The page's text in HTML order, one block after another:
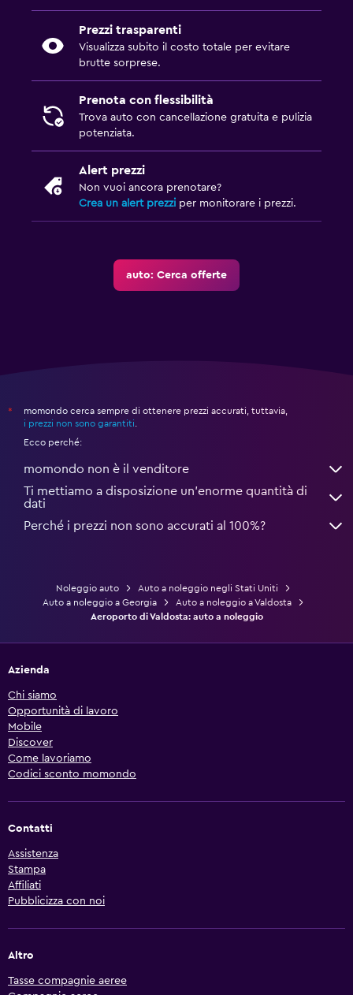
Prezzi trasparenti
Visualizza subito il costo totale per evitare
brutte sorprese.
Prenota con flessibilità
Trova auto con cancellazione gratuita e pulizia
potenziata.
Alert prezzi
Non vuoi ancora prenotare?
Crea un alert prezzi per monitorare i prezzi.
auto: Cerca offerte
*
momondo cerca sempre di ottenere prezzi accurati, tuttavia,
i prezzi non sono garantiti.
Ecco perché:
momondo non è il venditore
Ti mettiamo a disposizione un’enorme quantità di
dati
Perché i prezzi non sono accurati al 100%?
Noleggio auto
Auto a noleggio negli Stati Uniti
Auto a noleggio a Georgia
Auto a noleggio a Valdosta
Aeroporto di Valdosta: auto a noleggio
Azienda
Chi siamo
Opportunità di lavoro
Mobile
Discover
Come lavoriamo
Codici sconto momondo
Contatti
Assistenza
Stampa
Affiliati
Pubblicizza con noi
Altro
Tasse compagnie aeree